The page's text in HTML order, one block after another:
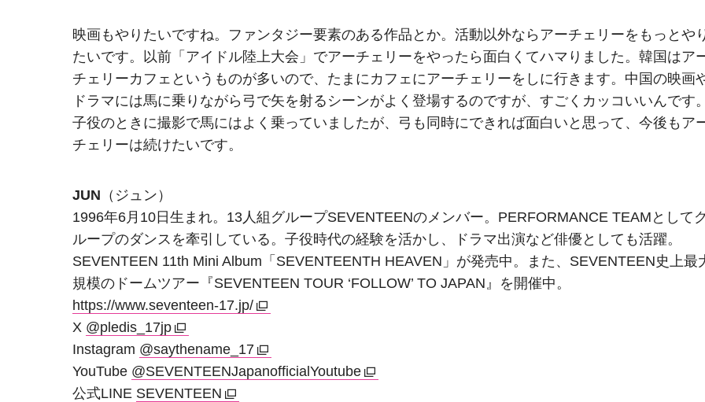
映画もやりたいですね。ファンタジー要素のある作品とか。活動以外ならアーチェリーをもっとや
たいです。以前「アイドル陸上大会」でアーチェリーをやったら面白くてハマりました。韓国はア
チェリーカフェというものが多いので、たまにカフェにアーチェリーをしに行きます。中国の映画
ドラマには馬に乗りながら弓で矢を射るシーンがよく登場するのですが、すごくカッコいいんです
子役のときに撮影で馬にはよく乗っていましたが、弓も同時にできれば面白いと思って、今後もア
チェリーは続けたいです。
JUN （ジュン）
1996年6月10日生まれ。13人組グループSEVENTEENのメンバー。PERFORMANCE TEAMとして
ループのダンスを牽引している。子役時代の経験を活かし、ドラマ出演など俳優としても活躍。
SEVENTEEN 11th Mini Album「SEVENTEENTH HEAVEN」が発売中。また、SEVENTEEN史上最
規模のドームツアー『SEVENTEEN TOUR ‘FOLLOW’ TO JAPAN』を開催中。
https://www.seventeen-17.jp/
X @pledis_17jp
Instagram @saythename_17
YouTube @SEVENTEENJapanofficialYoutube
公式LINE SEVENTEEN